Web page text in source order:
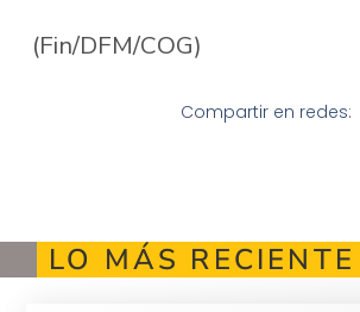
(Fin/DFM/COG)
Compartir en redes:
LO MÁS RECIENTE